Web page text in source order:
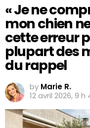
« Je ne
mon chien
cette erreur
plupart des
du rappel
by Marie R.
12 avril 2026, 9 h